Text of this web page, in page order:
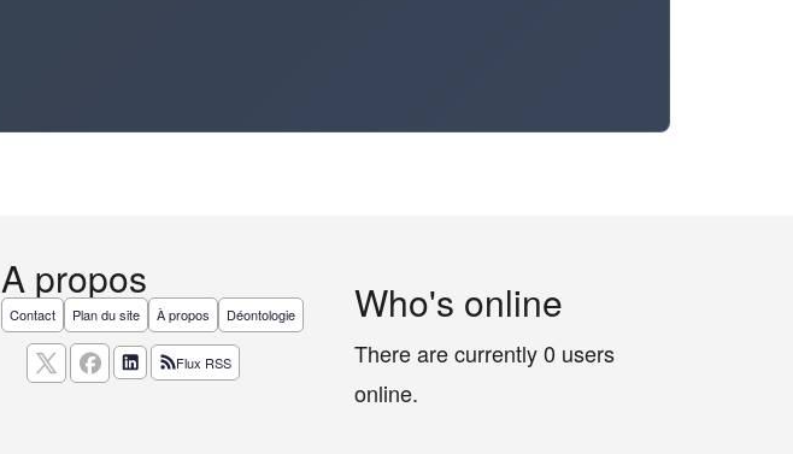
A propos
Contact Plan du site À propos Déontologie
Flux RSS
Who's online
There are currently 0 users
online.